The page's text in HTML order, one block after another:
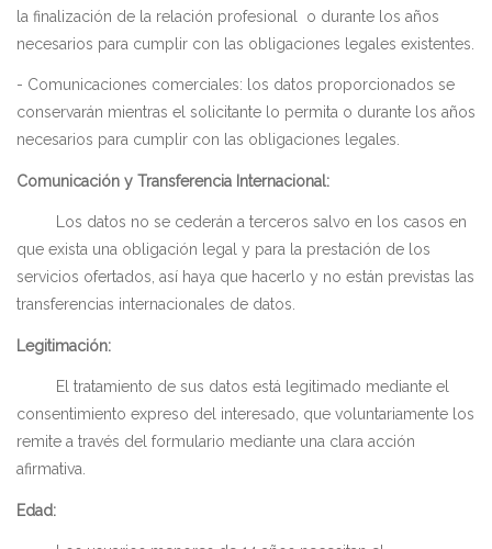
la finalización de la relación profesional
o durante los años
necesarios para cumplir con las obligaciones legales existentes.
- Comunicaciones comerciales: los datos proporcionados se
conservarán mientras el solicitante lo permita o durante los años
necesarios para cumplir con las obligaciones legales.
Comunicación y Transferencia Internacional:
Los datos no se cederán a terceros salvo en los casos en
que exista una obligación legal y para la prestación de los
servicios ofertados, así haya que hacerlo y no están previstas las
transferencias internacionales de datos.
Legitimación:
El tratamiento de sus datos está legitimado mediante el
consentimiento expreso del interesado, que voluntariamente los
remite a través del formulario mediante una clara acción
afirmativa.
Edad: